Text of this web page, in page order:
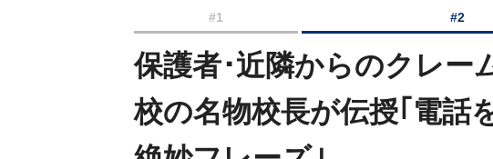
#1 #2
保護者･近隣からのクレ
校の名物校長が伝授｢電話